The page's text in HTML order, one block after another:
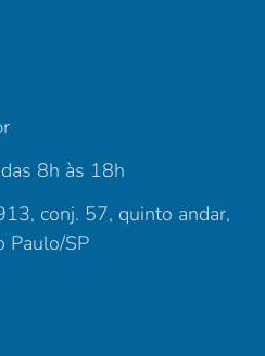
8h às 18h
conj. 57, quinto andar,
Paulo/SP